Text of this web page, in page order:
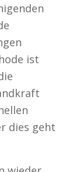
ist
dies geht